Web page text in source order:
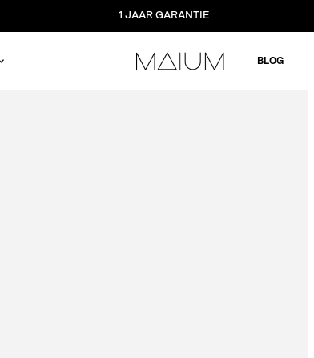
1 JAAR GARANTIE
BLOG